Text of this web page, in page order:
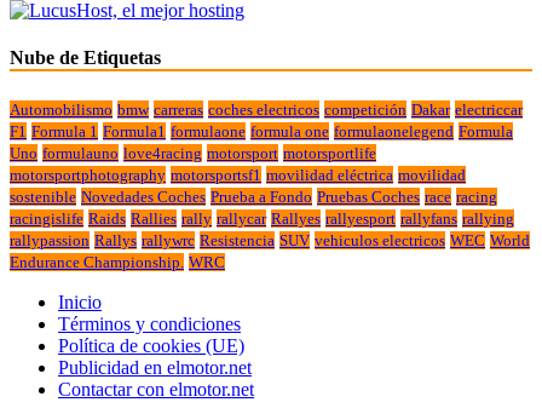
Nube de Etiquetas
Automobilismo bmw carreras coches electricos competición Dakar electriccar
F1 Formula 1 Formula1 formulaone formula one formulaonelegend Formula
Uno formulauno love4racing motorsport motorsportlife
motorsportphotography motorsportsf1 movilidad eléctrica movilidad
sostenible Novedades Coches Prueba a Fondo Pruebas Coches race racing
racingislife Raids Rallies rally rallycar Rallyes rallyesport rallyfans rallying
rallypassion Rallys rallywrc Resistencia SUV vehiculos electricos WEC World
Endurance Championship. WRC
Inicio
Términos y condiciones
Política de cookies (UE)
Publicidad en elmotor.net
Contactar con elmotor.net